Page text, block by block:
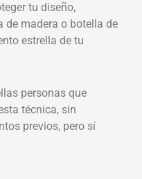
tu diseño,
de madera o botella de
estrella de tu
personas que
técnica, sin
previos, pero sí